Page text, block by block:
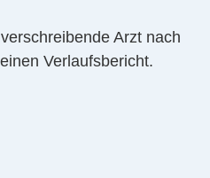
Arzt nach
Verlaufsbericht.